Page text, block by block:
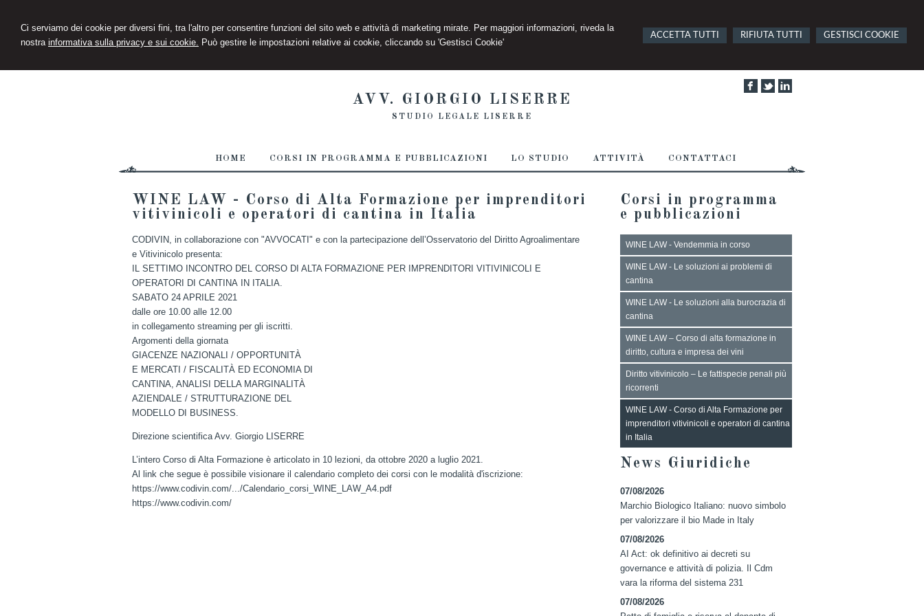
Ci serviamo dei cookie per diversi fini, tra l'altro per consentire funzioni del sito web e attività di marketing mirate. Per maggiori informazioni, riveda la
nostra informativa sulla privacy e sui cookie. Può gestire le impostazioni relative ai cookie, cliccando su 'Gestisci Cookie'
ACCETTA TUTTI RIFIUTA TUTTI GESTISCI COOKIE
AVV. GIORGIO LISERRE
STUDIO LEGALE LISERRE
HOME CORSI IN PROGRAMMA E PUBBLICAZIONI LO STUDIO ATTIVITÀ CONTATTACI
WINE LAW - Corso di Alta Formazione per imprenditori
vitivinicoli e operatori di cantina in Italia
CODIVIN, in collaborazione con "AVVOCATI" e con la partecipazione dell’Osservatorio del Diritto Agroalimentare
e Vitivinicolo presenta:
IL SETTIMO INCONTRO DEL CORSO DI ALTA FORMAZIONE PER IMPRENDITORI VITIVINICOLI E
OPERATORI DI CANTINA IN ITALIA.
SABATO 24 APRILE 2021
dalle ore 10.00 alle 12.00
in collegamento streaming per gli iscritti.
Argomenti della giornata
GIACENZE NAZIONALI / OPPORTUNITÀ
E MERCATI / FISCALITÀ ED ECONOMIA DI
CANTINA, ANALISI DELLA MARGINALITÀ
AZIENDALE / STRUTTURAZIONE DEL
MODELLO DI BUSINESS.
Direzione scientifica Avv. Giorgio LISERRE
L’intero Corso di Alta Formazione è articolato in 10 lezioni, da ottobre 2020 a luglio 2021.
Al link che segue è possibile visionare il calendario completo dei corsi con le modalità d'iscrizione:
https://www.codivin.com/.../Calendario_corsi_WINE_LAW_A4.pdf
https://www.codivin.com/
Corsi in programma
e pubblicazioni
WINE LAW - Vendemmia in corso
WINE LAW - Le soluzioni ai problemi di
cantina
WINE LAW - Le soluzioni alla burocrazia di
cantina
WINE LAW – Corso di alta formazione in
diritto, cultura e impresa dei vini
Diritto vitivinicolo – Le fattispecie penali più
ricorrenti
WINE LAW - Corso di Alta Formazione per
imprenditori vitivinicoli e operatori di cantina
in Italia
News Giuridiche
07/08/2026
Marchio Biologico Italiano: nuovo simbolo
per valorizzare il bio Made in Italy
07/08/2026
AI Act: ok definitivo ai decreti su
governance e attività di polizia. Il Cdm
vara la riforma del sistema 231
07/08/2026